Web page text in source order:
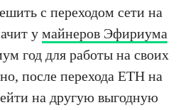
с переходом сети на
у майнеров Эфириума
год для работы на своих
после перехода ETH на
на другую выгодную